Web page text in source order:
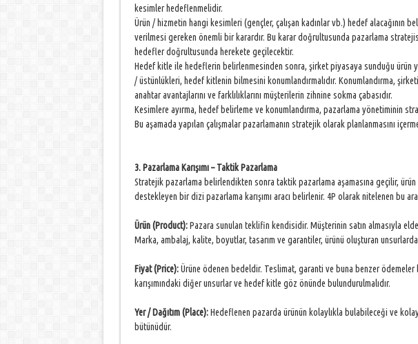
kesimler hedeflenmelidir.
Ürün / hizmetin hangi kesimleri (gençler, çalışan kadınlar vb.) hedef alacağının
verilmesi gereken önemli bir karardır. Bu karar doğrultusunda pazarlama
hedefler doğrultusunda herekete geçilecektir.
Hedef kitle ile hedeflerin belirlenmesinden sonra, şirket piyasaya sunduğu ürün
/ üstünlükleri, hedef kitlenin bilmesini konumlandırmalıdır. Konumlandırma,
anahtar avantajlarını ve farklılıklarını müşterilerin zihnine sokma çabasıdır.
Kesimlere ayırma, hedef belirleme ve konumlandırma, pazarlama yönetiminin
Bu aşamada yapılan çalışmalar pazarlamanın stratejik olarak planlanmasını
3. Pazarlama Karışımı – Taktik Pazarlama
Stratejik pazarlama belirlendikten sonra taktik pazarlama aşamasına geçilir, ürün
destekleyen bir dizi pazarlama karışımı aracı belirlenir. 4P olarak nitelenen bu
Ürün (Product):Pazara sunulan teklifin kendisidir. Müşterinin satın almasıyla
Marka, ambalaj, kalite, boyutlar, tasarım ve garantiler, ürünü oluşturan
Fiyat (Price):Ürüne ödenen bedeldir. Teslimat, garanti ve buna benzer
karışımındaki diğer unsurlar ve hedef kitle göz önünde bulundurulmalıdır.
Yer / Dağıtım (Place):Hedeflenen pazarda ürünün kolaylıkla bulabileceği ve
bütünüdür.